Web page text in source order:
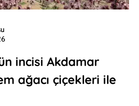
incisi Akdamar
ağacı çiçekleri ile